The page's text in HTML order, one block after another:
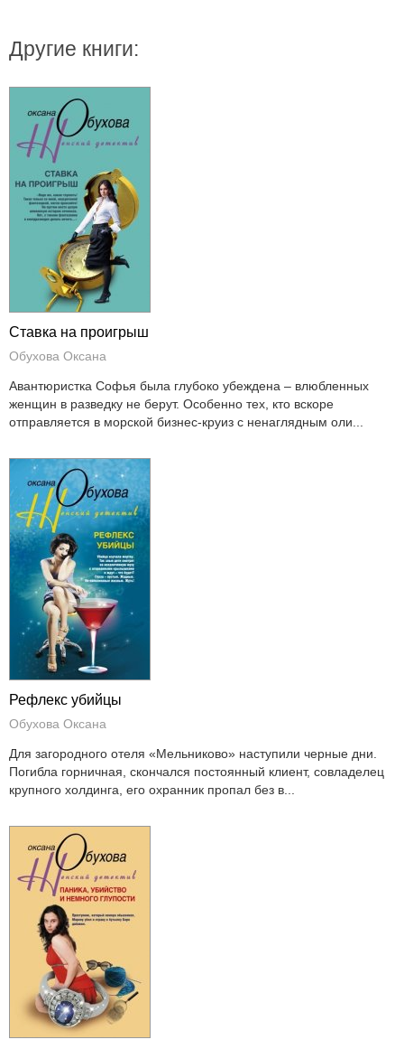
Другие книги:
Ставка на проигрыш
Обухова Оксана
Авантюристка Софья была глубоко убеждена – влюбленных
женщин в разведку не берут. Особенно тех, кто вскоре
отправляется в морской бизнес-круиз с ненаглядным оли...
Рефлекс убийцы
Обухова Оксана
Для загородного отеля «Мельниково» наступили черные дни.
Погибла горничная, скончался постоянный клиент, совладелец
крупного холдинга, его охранник пропал без в...